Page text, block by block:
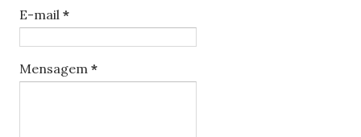
E-mail *
Mensagem *